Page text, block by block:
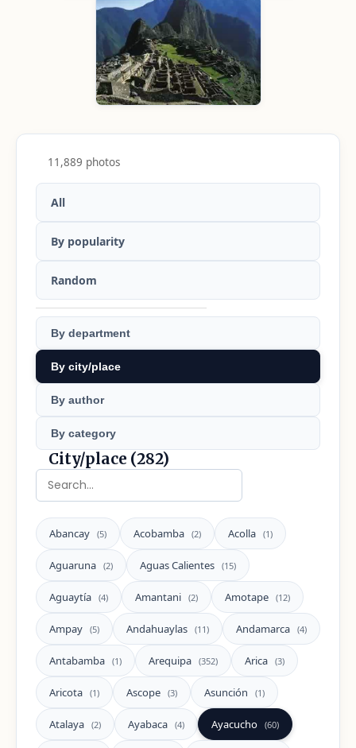
11,889 photos
All
By popularity
Random
By department
By city/place
By author
By category
City/place (282)
Abancay (5) Acobamba (2) Acolla (1)
Aguaruna (2) Aguas Calientes (15)
Aguaytía (4) Amantani (2) Amotape (12)
Ampay (5) Andahuaylas (11) Andamarca (4)
Antabamba (1) Arequipa (352) Arica (3)
Aricota (1) Ascope (3) Asunción (1)
Atalaya (2) Ayabaca (4) Ayacucho (60)